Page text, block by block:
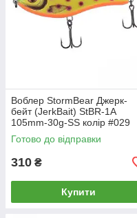
Воблер StormBear Джерк-
бейт (JerkBait) StBR-1A
105mm-30g-SS колір #029
Готово до відправки
310 ₴
Купити